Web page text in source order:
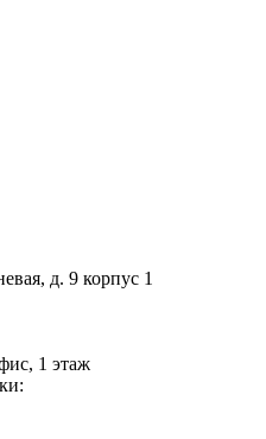
д. 9 корпус 1
1 этаж